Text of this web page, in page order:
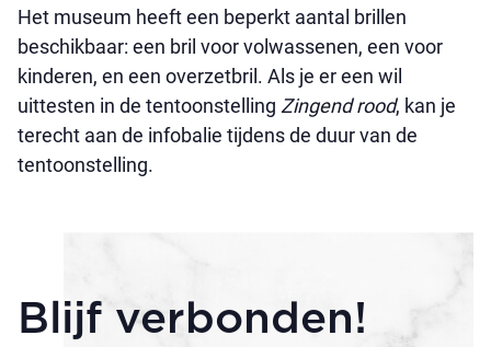
Het museum heeft een beperkt aantal brillen
beschikbaar: een bril voor volwassenen, een voor
kinderen, en een overzetbril. Als je er een wil
uittesten in de tentoonstelling Zingend rood, kan je
terecht aan de infobalie tijdens de duur van de
tentoonstelling.
Blijf verbonden!